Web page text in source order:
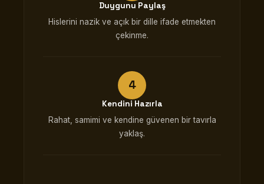
Duygunu Paylaş
Hislerini nazik ve açık bir dille ifade etmekten
çekinme.
Kendini Hazırla
Rahat, samimi ve kendine güvenen bir tavırla
yaklaş.